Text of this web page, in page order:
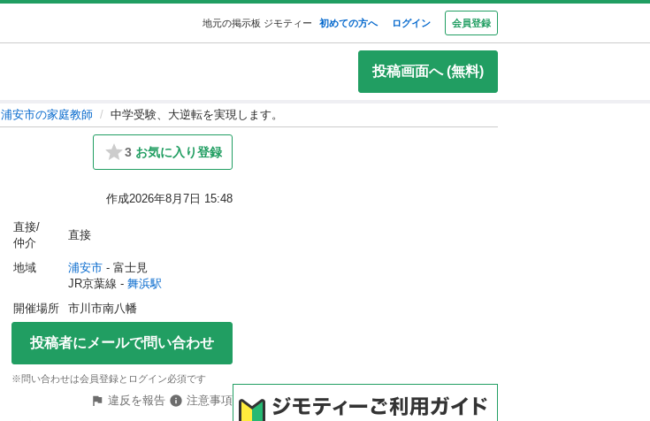
地元の掲示板 ジモティー 初めての方へ ログイン 会員登録
投稿画面へ (無料)
浦安市の家庭教師 中学受験、大逆転を実現します。
3 お気に入り登録
作成2026年8月7日 15:48
直接/
仲介
直接
地域 浦安市 - 富士見
JR京葉線 - 舞浜駅
開催場所
市川市南八幡
投稿者にメールで問い合わせ
※問い合わせは会員登録とログイン必須です
違反を報告
注意事項